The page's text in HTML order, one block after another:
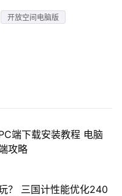
开放空间电脑版
端下载安装教程 电脑
攻略
？ 三国计性能优化240